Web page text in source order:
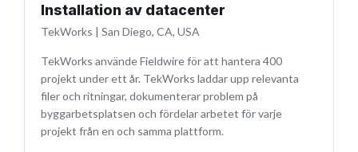
Installation av datacenter
TekWorks | San Diego, CA, USA
TekWorks använde Fieldwire för att hantera 400
projekt under ett år. TekWorks laddar upp relevanta
filer och ritningar, dokumenterar problem på
byggarbetsplatsen och fördelar arbetet för varje
projekt från en och samma plattform.